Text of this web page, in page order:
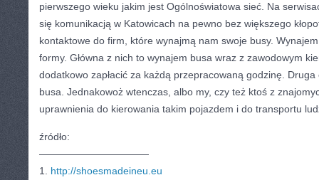
pierwszego wieku jakim jest Ogólnoświatowa sieć. Na
się komunikacją w Katowicach na pewno bez większego
kontaktowe do firm, które wynajmą nam swoje busy.
formy. Główna z nich to wynajem busa wraz z zawodowym
dodatkowo zapłacić za każdą przepracowaną godzinę.
busa. Jednakowoż wtenczas, albo my, czy też ktoś z
uprawnienia do kierowania takim pojazdem i do transportu
źródło:
———————————
1. http://shoesmadeineu.eu